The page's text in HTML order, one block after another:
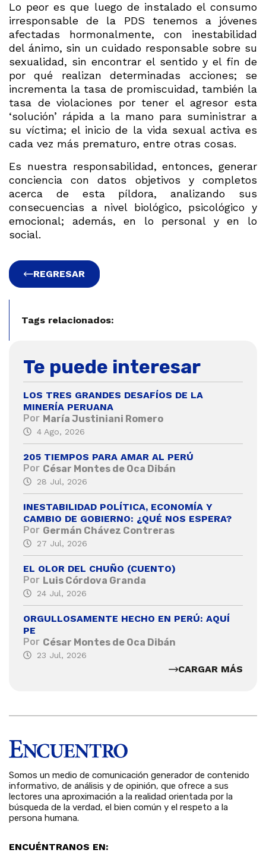
Lo peor es que luego de instalado el consumo
irresponsable de la PDS tenemos a jóvenes
afectadas hormonalmente, con inestabilidad
del ánimo, sin un cuidado responsable sobre su
sexualidad, sin encontrar el sentido y el fin de
por qué realizan determinadas acciones; se
incrementa la tasa de promiscuidad, también la
tasa de violaciones por tener el agresor esta
‘solución’ rápida a la mano para suministrar a
su víctima; el inicio de la vida sexual activa es
cada vez más prematuro, entre otras cosas.
Es nuestra responsabilidad, entonces, generar
conciencia con datos objetivos y completos
acerca de esta píldora, analizando sus
consecuencias a nivel biológico, psicológico y
emocional; además, en lo personal y en lo
social.
REGRESAR
Tags relacionados:
Te puede interesar
LOS TRES GRANDES DESAFÍOS DE LA
MINERÍA PERUANA
Por María Justiniani Romero
4 Ago, 2026
205 TIEMPOS PARA AMAR AL PERÚ
Por César Montes de Oca Dibán
28 Jul, 2026
INESTABILIDAD POLÍTICA, ECONOMÍA Y
CAMBIO DE GOBIERNO: ¿QUÉ NOS ESPERA?
Por Germán Chávez Contreras
27 Jul, 2026
EL OLOR DEL CHUÑO (CUENTO)
Por Luis Córdova Granda
24 Jul, 2026
ORGULLOSAMENTE HECHO EN PERÚ: AQUÍ
PE
Por César Montes de Oca Dibán
23 Jul, 2026
CARGAR MÁS
Somos un medio de comunicación generador de contenido
informativo, de análisis y de opinión, que ofrece a sus
lectores una aproximación a la realidad orientada por la
búsqueda de la verdad, el bien común y el respeto a la
persona humana.
ENCUÉNTRANOS EN: